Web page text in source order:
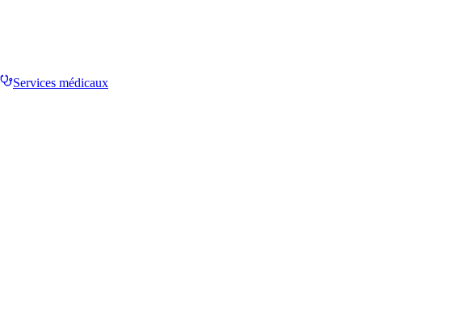
Services médicaux